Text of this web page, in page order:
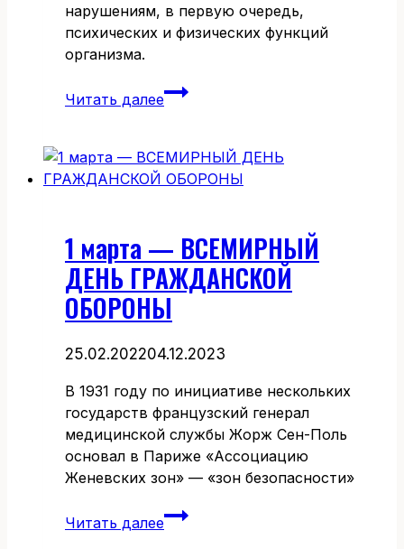
нарушениям, в первую очередь,
психических и физических функций
организма.
Читать далее
О
ВРЕДЕ
1 марта — ВСЕМИРНЫЙ
ДЕНЬ ГРАЖДАНСКОЙ
ОБОРОНЫ
25.02.202204.12.2023
В 1931 году по инициативе нескольких
государств французский генерал
медицинской службы Жорж Сен-Поль
основал в Париже «Ассоциацию
Женевских зон» — «зон безопасности»
Читать далее
1
марта